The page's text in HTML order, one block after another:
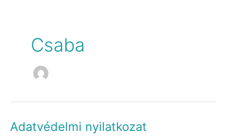
Csaba
Adatvédelmi nyilatkozat
Adatvédelmi